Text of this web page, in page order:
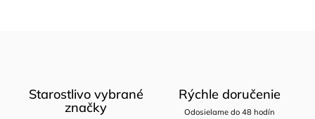
Starostlivo vybrané
značky
Rýchle doručenie
Odosielame do 48 hodín